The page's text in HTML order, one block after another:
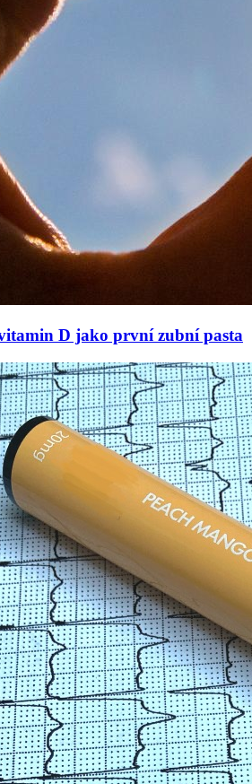
D jako první zubní pasta